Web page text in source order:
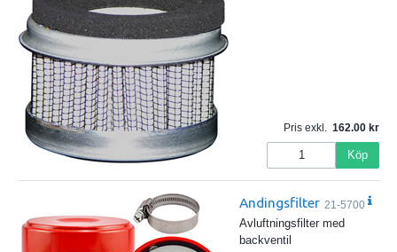
Pris exkl. 162.00
Köp
Andingsfilter 21-5700
Avluftningsfilter med
backventil